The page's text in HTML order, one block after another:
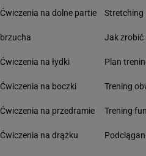
Ćwiczenia na dolne partie
brzucha
Ćwiczenia na łydki
Ćwiczenia na boczki
Ćwiczenia na przedramie
Ćwiczenia na drążku
Stretching
Jak zrobić
Plan
Trening
Trening